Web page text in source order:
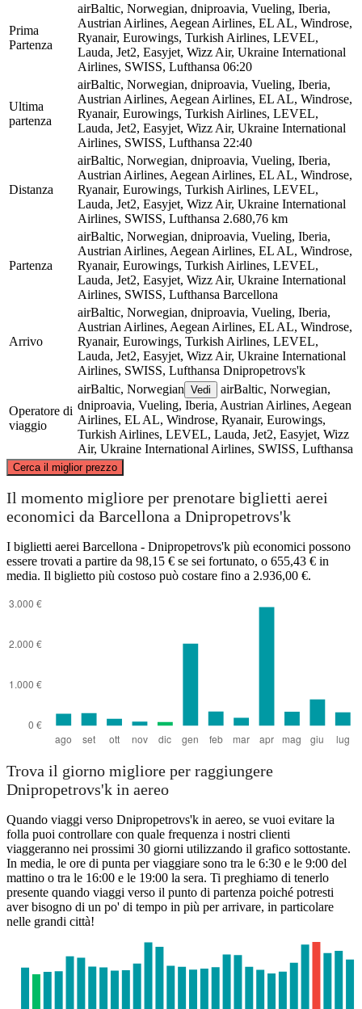
Prima
Partenza
airBaltic, Norwegian, dniproavia, Vueling, Iberia,
Austrian Airlines, Aegean Airlines, EL AL, Windrose,
Ryanair, Eurowings, Turkish Airlines, LEVEL,
Lauda, Jet2, Easyjet, Wizz Air, Ukraine International
Airlines, SWISS, Lufthansa 06:20
Ultima
partenza
airBaltic, Norwegian, dniproavia, Vueling, Iberia,
Austrian Airlines, Aegean Airlines, EL AL, Windrose,
Ryanair, Eurowings, Turkish Airlines, LEVEL,
Lauda, Jet2, Easyjet, Wizz Air, Ukraine International
Airlines, SWISS, Lufthansa 22:40
Distanza
airBaltic, Norwegian, dniproavia, Vueling, Iberia,
Austrian Airlines, Aegean Airlines, EL AL, Windrose,
Ryanair, Eurowings, Turkish Airlines, LEVEL,
Lauda, Jet2, Easyjet, Wizz Air, Ukraine International
Airlines, SWISS, Lufthansa 2.680,76 km
Partenza
airBaltic, Norwegian, dniproavia, Vueling, Iberia,
Austrian Airlines, Aegean Airlines, EL AL, Windrose,
Ryanair, Eurowings, Turkish Airlines, LEVEL,
Lauda, Jet2, Easyjet, Wizz Air, Ukraine International
Airlines, SWISS, Lufthansa Barcellona
Arrivo
airBaltic, Norwegian, dniproavia, Vueling, Iberia,
Austrian Airlines, Aegean Airlines, EL AL, Windrose,
Ryanair, Eurowings, Turkish Airlines, LEVEL,
Lauda, Jet2, Easyjet, Wizz Air, Ukraine International
Airlines, SWISS, Lufthansa Dnipropetrovs'k
Operatore di
viaggio
airBaltic, Norwegian Vedi
airBaltic, Norwegian,
dniproavia, Vueling, Iberia, Austrian Airlines, Aegean
Airlines, EL AL, Windrose, Ryanair, Eurowings,
Turkish Airlines, LEVEL, Lauda, Jet2, Easyjet, Wizz
Air, Ukraine International Airlines, SWISS, Lufthansa
Cerca il miglior prezzo
Barcelona
©CARTO, ©OpenStreetMapcontributors
Il momento migliore per prenotare biglietti aerei
economici da Barcellona a Dnipropetrovs'k
I biglietti aerei Barcellona - Dnipropetrovs'k più economici possono
essere trovati a partire da 98,15 € se sei fortunato, o 655,43 € in
media. Il biglietto più costoso può costare fino a 2.936,00 €.
Trova il giorno migliore per raggiungere
Dnipropetrovs'k in aereo
Quando viaggi verso Dnipropetrovs'k in aereo, se vuoi evitare la
folla puoi controllare con quale frequenza i nostri clienti
viaggeranno nei prossimi 30 giorni utilizzando il grafico sottostante.
In media, le ore di punta per viaggiare sono tra le 6:30 e le 9:00 del
mattino o tra le 16:00 e le 19:00 la sera. Ti preghiamo di tenerlo
presente quando viaggi verso il punto di partenza poiché potresti
aver bisogno di un po' di tempo in più per arrivare, in particolare
nelle grandi città!